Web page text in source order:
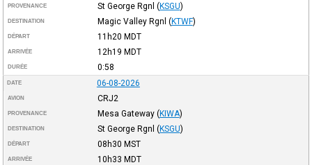
PROVENANCE St George Rgnl (KSGU)
DESTINATION Magic Valley Rgnl (KTWF)
DÉPART 11h20 MDT
ARRIVÉE 12h19 MDT
DURÉE 0:58
DATE 06-08-2026
AVION CRJ2
PROVENANCE Mesa Gateway (KIWA)
DESTINATION St George Rgnl (KSGU)
DÉPART 08h30 MST
ARRIVÉE 10h33 MDT